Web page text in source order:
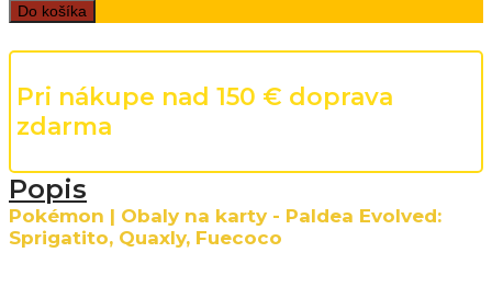
Do košíka
Pri nákupe nad 150 € doprava
zdarma
Popis
Pokémon | Obaly na karty - Paldea Evolved:
Sprigatito, Quaxly, Fuecoco